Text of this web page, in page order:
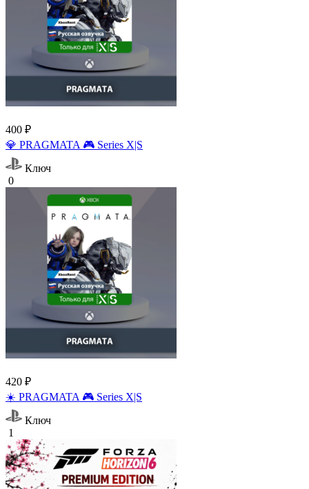
400 ₽
💎 PRAGMATA 🎮 Series X|S
Ключ
0
420 ₽
☀️ PRAGMATA 🎮 Series X|S
Ключ
1